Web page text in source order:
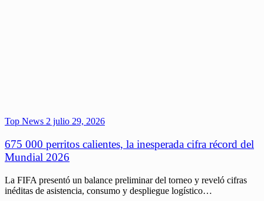
Top News 2 julio 29, 2026
675 000 perritos calientes, la inesperada cifra récord del
Mundial 2026
La FIFA presentó un balance preliminar del torneo y reveló cifras
inéditas de asistencia, consumo y despliegue logístico…